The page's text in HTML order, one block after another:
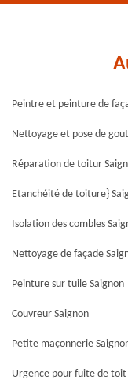
Peintre et peinture de
Nettoyage et pose de
Réparation de toitur
Etanchéité de toiture}
Isolation des combles
Nettoyage de façade
Peinture sur tuile Saignon
Couvreur Saignon
Petite maçonnerie
Urgence pour fuite de toit